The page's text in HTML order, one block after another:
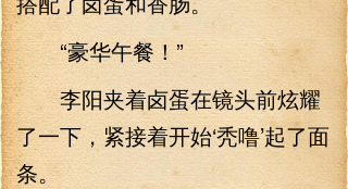
“豪华午餐！”
李阳夹着卤蛋在镜头前炫耀
了一下，紧接着开始‘秃噜’起了面
条。